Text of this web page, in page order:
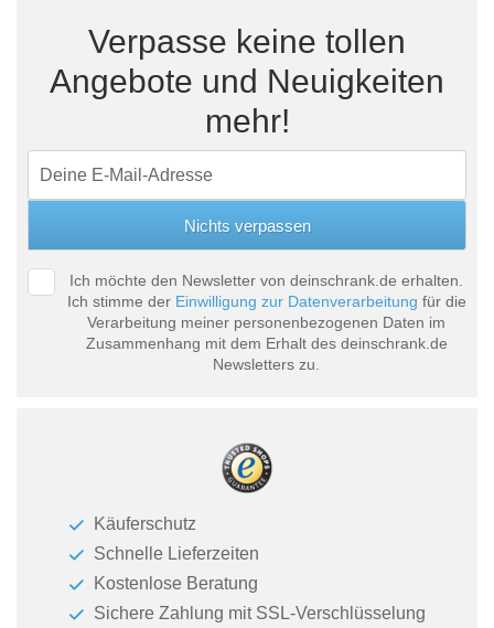
Verpasse keine tollen
Angebote und Neuigkeiten
mehr!
Ich möchte den Newsletter von deinschrank.de erhalten.
Ich stimme der Einwilligung zur Datenverarbeitung für die
Verarbeitung meiner personenbezogenen Daten im
Zusammenhang mit dem Erhalt des deinschrank.de
Newsletters zu.
Käuferschutz
Schnelle Lieferzeiten
Kostenlose Beratung
Sichere Zahlung mit SSL-Verschlüsselung